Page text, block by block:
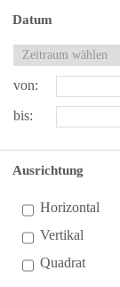
Datum
von:
bis:
Ausrichtung
Horizontal
Vertikal
Quadrat